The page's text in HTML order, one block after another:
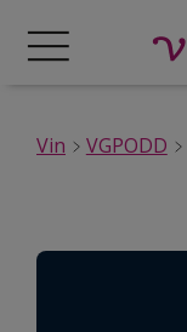
Vin VGPODD